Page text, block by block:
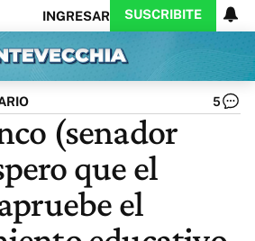
INGRESAR SUSCRIBITE
Opinión
Educación
Deportes
Turismo
Reperfilar
Caras
5
(senador
que el
el